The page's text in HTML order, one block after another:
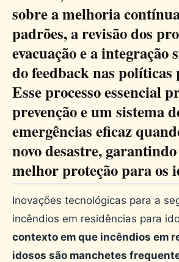
sobre a melhoria
padrões, a revisão dos
evacuação e a integração
do feedback nas políticas
Esse processo essencial
prevenção e um sistema
emergências eficaz
novo desastre,
melhor proteção para os
Inovações tecnológicas para a
incêndios em residências para
contexto em que incêndios em
idosos são manchetes